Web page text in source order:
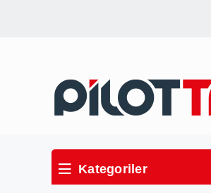
Kategoriler